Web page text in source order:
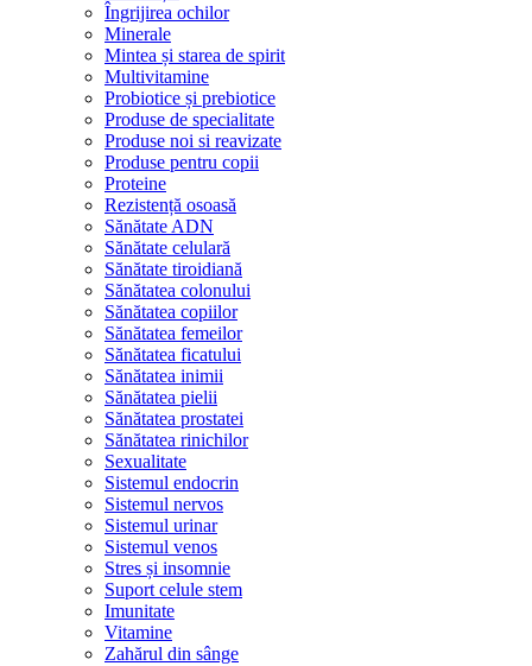
Îngrijirea ochilor
Minerale
Mintea și starea de spirit
Multivitamine
Probiotice și prebiotice
Produse de specialitate
Produse noi si reavizate
Produse pentru copii
Proteine
Rezistență osoasă
Sănătate ADN
Sănătate celulară
Sănătate tiroidiană
Sănătatea colonului
Sănătatea copiilor
Sănătatea femeilor
Sănătatea ficatului
Sănătatea inimii
Sănătatea pielii
Sănătatea prostatei
Sănătatea rinichilor
Sexualitate
Sistemul endocrin
Sistemul nervos
Sistemul urinar
Sistemul venos
Stres și insomnie
Suport celule stem
Imunitate
Vitamine
Zahărul din sânge